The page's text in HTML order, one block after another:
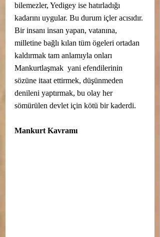
bilemezler, Yedigey ise hatırladığı
kadarını uygular. Bu durum içler acısıdır.
Bir insanı insan yapan, vatanına,
milletine bağlı kılan tüm ögeleri ortadan
kaldırmak tam anlamıyla onları
Mankurtlaşmak  yani efendilerinin
sözüne itaat ettirmek, düşünmeden
denileni yaptırmak, bu olay her
sömürülen devlet için kötü bir kaderdi.
Mankurt Kavramı